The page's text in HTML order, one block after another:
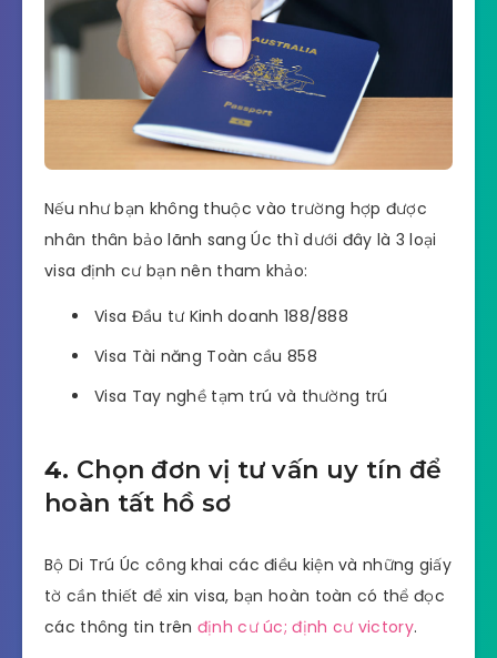
Nếu như bạn không thuộc vào trường hợp được
nhân thân bảo lãnh sang Úc thì dưới đây là 3 loại
visa định cư bạn nên tham khảo:
Visa Đầu tư Kinh doanh 188/888
Visa Tài năng Toàn cầu 858
Visa Tay nghề tạm trú và thường trú
4. Chọn đơn vị tư vấn uy tín để
hoàn tất hồ sơ
Bộ Di Trú Úc công khai các điều kiện và những giấy
tờ cần thiết để xin visa, bạn hoàn toàn có thể đọc
các thông tin trên định cư úc; định cư victory.